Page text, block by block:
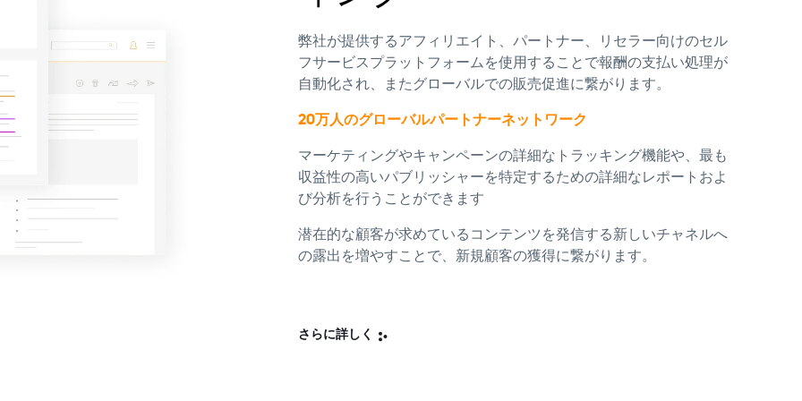
弊社が提供するアフィリエイト、パートナー、リセラー向けのセル
フサービスプラットフォームを使用することで報酬の支払い処理が
自動化され
またグローバルでの販売促進に繋がります。
20万人のグローバルパートナーネットワーク
マーケティングやキャンペーンの詳細なトラッキング機能や、最も
収益性の高いパブリッシャーを特定するための詳細なレポートおよ
び分析を行うことができます
潜在的な顧客が求めているコンテンツを発信する新しいチャネルへ
の露出を増やすことで、新規顧客の獲得に繋がります。